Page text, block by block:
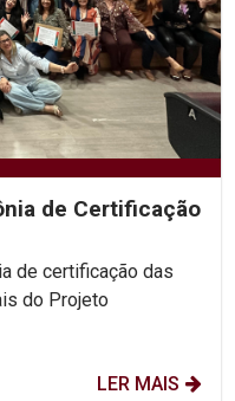
de Certificação
do Projeto
LER MAIS